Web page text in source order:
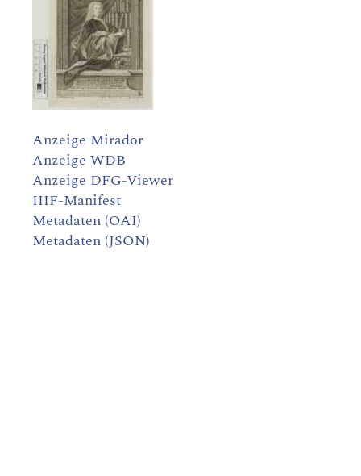
Anzeige Mirador
Anzeige WDB
Anzeige DFG-Viewer
IIIF-Manifest
Metadaten (OAI)
Metadaten (JSON)